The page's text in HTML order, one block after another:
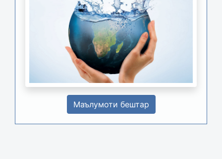
Маълумоти бештар